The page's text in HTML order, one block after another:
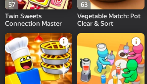
57
Twin Sweets
Connection Master
63
Vegetable Match: Pot
Clear & Sort